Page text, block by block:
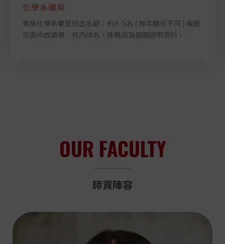
師，憑藉卓越的科研實力與創新視野，榮獲 115 年度國科
會「優秀年輕學者研究計畫」補助！ 國科會「優秀年輕學
者研究計畫」旨在肯定具備優秀科研潛力、表現傑出的年
01
2026
JUL
榮譽榜
繼續發光發熱、卓越非凡！🔬🧪 👏 一起在留言區為他們送
上滿滿的祝賀吧！
課程 申請成績標準&申請表
114學年度東吳大學化學系學士生先修碩士班課程 申請成
化學系自辦-115國科會大專學生研究計畫申請
暨經驗分享會
115國科會大專學生研究計畫申請暨經驗分享會活動公告
化學系適用
東吳化學系繁星招生名額：約3–5名 ( 每年略有不同 ) 需提
交高中成績單、校內排名、推薦函及相關證明資料。
化學系適用
東吳化學系通常需要學測成績達標（例如自然科 4 科平均
或單科最低標準）
化學系適用
需學測或指考化學科成績達標
錄取名額：一般約 10–20 名（依年度調整）
OUR FACULTY
師資陣容